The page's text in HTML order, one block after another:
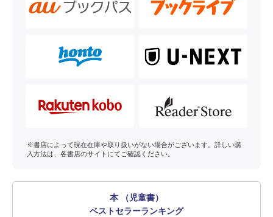
※書店によって現在在庫や取り扱いがない場合がございます。詳しい購
入方法は、各書店のサイトにてご確認ください。
本 （児童書）
ベストセラーランキング